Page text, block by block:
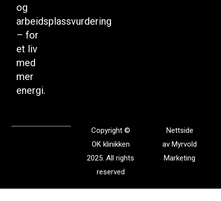
og
arbeidsplassvurdering
– for
et liv
med
mer
energi.
Copyright ©
OK klinikken
2025. All rights
reserved
Nettside
avMyrvold
Marketing